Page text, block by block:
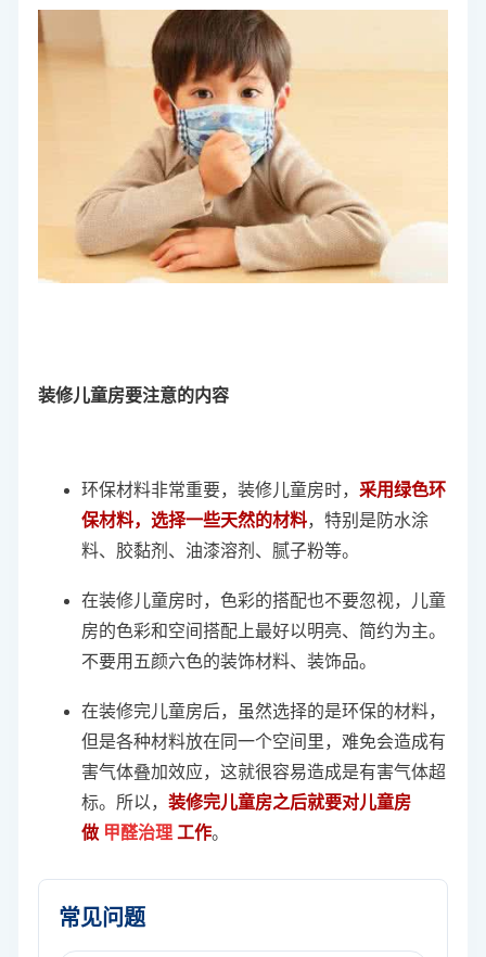
装修儿童房要注意的内容
环保材料非常重要，装修儿童房时， 采用绿色环
保材料，选择一些天然的材料，特别是防水涂
料、胶黏剂、油漆溶剂、腻子粉等。
在装修儿童房时，色彩的搭配也不要忽视，儿童
房的色彩和空间搭配上最好以明亮、简约为主。
不要用五颜六色的装饰材料、装饰品。
在装修完儿童房后，虽然选择的是环保的材料，
但是各种材料放在同一个空间里，难免会造成有
害气体叠加效应，这就很容易造成是有害气体超
标。所以， 装修完儿童房之后就要对儿童房
做 甲醛治理 工作。
常见问题